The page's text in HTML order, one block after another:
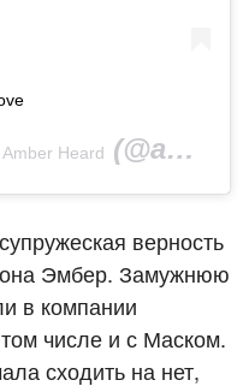
Amber Heard (@amberheard) on
верность
Эмбер. Замужнюю
в компании
числе и с Маском.
сходить на нет,